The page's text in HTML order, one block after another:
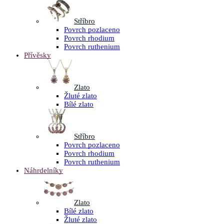
Stříbro
Povrch pozlaceno
Povrch rhodium
Povrch ruthenium
Přívěsky
Zlato
Žluté zlato
Bílé zlato
Stříbro
Povrch pozlaceno
Povrch rhodium
Povrch ruthenium
Náhrdelníky
Zlato
Bílé zlato
Žluté zlato